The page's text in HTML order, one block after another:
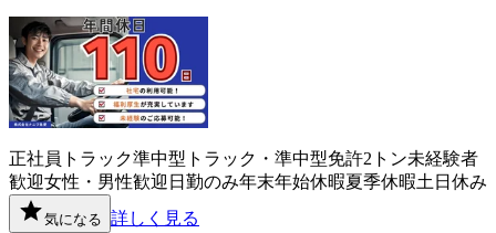
正社員 トラック準中型トラック・準中型免許2トン未経験者
歓迎女性・男性歓迎 日勤のみ年末年始休暇夏季休暇土日休み
気になる 詳しく見る